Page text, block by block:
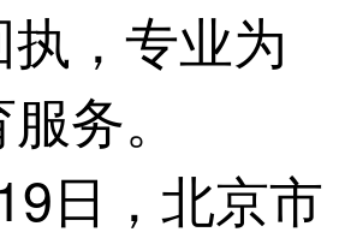
，专业为
务。
，北京市